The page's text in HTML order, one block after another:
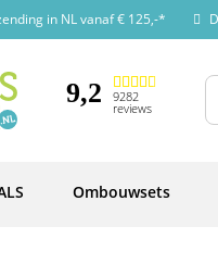
in NL vanaf € 125,-*
9,2 9282
reviews
Ombouwsets